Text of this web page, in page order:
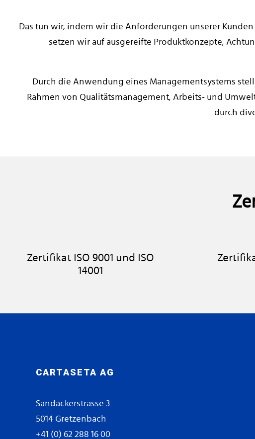
Das tun wir, indem wir die Anforderungen unserer
setzen wir auf ausgereifte Produktkonzepte,
Durch die Anwendung eines Managementsystems
Rahmen von Qualitätsmanagement, Arbeits- und
durch
Zertifikat ISO 9001 und ISO
14001
CARTASETA AG
Sandackerstrasse 3
5014 Gretzenbach
+41 (0) 62 288 16 00